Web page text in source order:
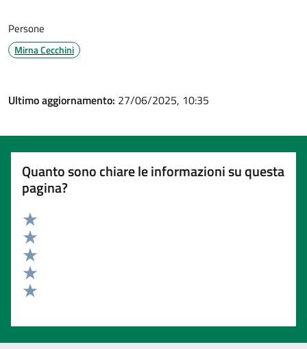
Persone
Mirna Cecchini
Ultimo aggiornamento: 27/06/2025, 10:35
Quanto sono chiare le informazioni su questa
pagina?
Valuta 5 stelle su 5
Valuta 4 stelle su 5
Valuta 3 stelle su 5
Valuta 2 stelle su 5